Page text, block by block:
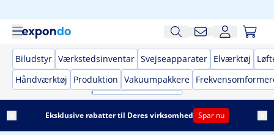
Biludstyr Værkstedsinventar Svejseapparater Elværktøj
Håndværktøj
Produktion Vakuumpakkere
Eksklusive rabatter til Deres virksomhed Spar nu